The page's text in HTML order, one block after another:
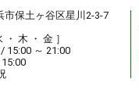
市保土ヶ谷区星川2-3-7
・ 木 ・ 金 ］
15:00 ～ 21:00
15:00